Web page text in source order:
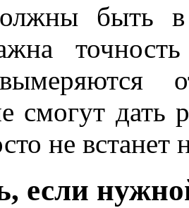
быть
смогут дать
не встанет
если